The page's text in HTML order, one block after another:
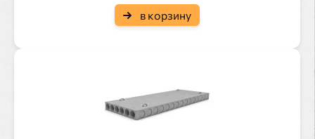
в корзину